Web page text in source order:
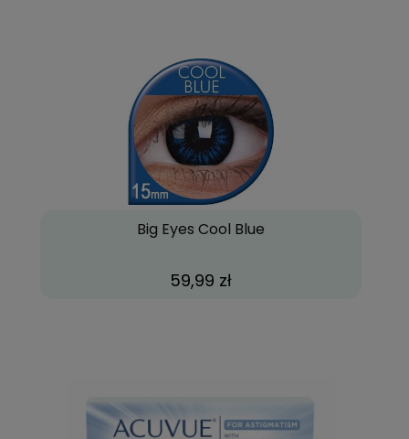
Big Eyes Cool Blue
59,99 zł